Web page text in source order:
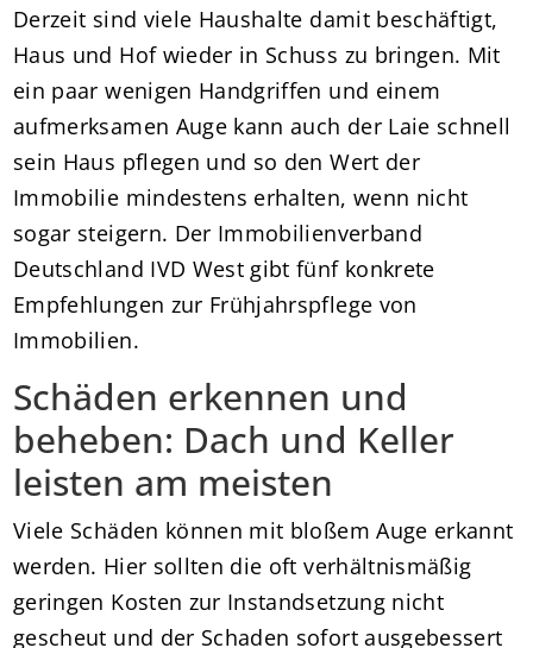
Derzeit sind viele Haushalte damit beschäftigt,
Haus und Hof wieder in Schuss zu bringen. Mit
ein paar wenigen Handgriffen und einem
aufmerksamen Auge kann auch der Laie schnell
sein Haus pflegen und so den Wert der
Immobilie mindestens erhalten, wenn nicht
sogar steigern. Der Immobilienverband
Deutschland IVD West gibt fünf konkrete
Empfehlungen zur Frühjahrspflege von
Immobilien.
Schäden erkennen und
beheben: Dach und Keller
leisten am meisten
Viele Schäden können mit bloßem Auge erkannt
werden. Hier sollten die oft verhältnismäßig
geringen Kosten zur Instandsetzung nicht
gescheut und der Schaden sofort ausgebessert